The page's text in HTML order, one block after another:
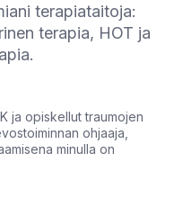
terapiataitoja:
terapia, HOT ja
ja opiskellut traumojen
ohjaaja,
minulla on